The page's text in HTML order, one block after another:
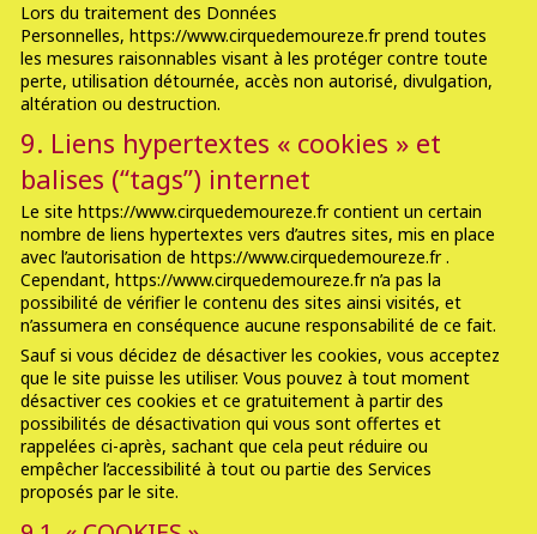
Lors du traitement des Données
Personnelles, https://www.cirquedemoureze.fr prend toutes
les mesures raisonnables visant à les protéger contre toute
perte, utilisation détournée, accès non autorisé, divulgation,
altération ou destruction.
9. Liens hypertextes « cookies » et
balises (“tags”) internet
Le site https://www.cirquedemoureze.fr contient un certain
nombre de liens hypertextes vers d’autres sites, mis en place
avec l’autorisation de https://www.cirquedemoureze.fr .
Cependant, https://www.cirquedemoureze.fr n’a pas la
possibilité de vérifier le contenu des sites ainsi visités, et
n’assumera en conséquence aucune responsabilité de ce fait.
Sauf si vous décidez de désactiver les cookies, vous acceptez
que le site puisse les utiliser. Vous pouvez à tout moment
désactiver ces cookies et ce gratuitement à partir des
possibilités de désactivation qui vous sont offertes et
rappelées ci-après, sachant que cela peut réduire ou
empêcher l’accessibilité à tout ou partie des Services
proposés par le site.